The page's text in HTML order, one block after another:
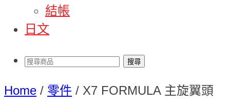
結帳
日文
Home / 零件 / X7 FORMULA 主旋翼頭